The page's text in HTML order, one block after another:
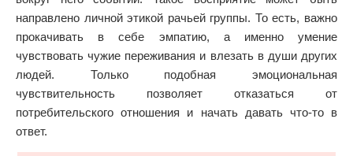
направлено личной этикой рачьей группы. То есть, важно
прокачивать в себе эмпатию, а именно умение
чувствовать чужие переживания и влезать в души других
людей. Только подобная эмоциональная
чувствительность позволяет отказаться от
потребительского отношения и начать давать что-то в
ответ.